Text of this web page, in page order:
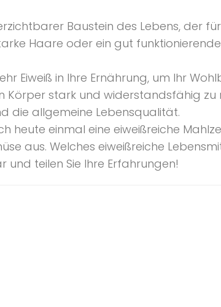
Baustein des Lebens, der
Haare oder ein gut
Eiweiß in Ihre Ernährung, um Ihr
Körper stark und widerstandsfähig
die allgemeine Lebensqualität.
heute einmal eine eiweißreiche
aus. Welches eiweißreiche
und teilen Sie Ihre Erfahrungen!